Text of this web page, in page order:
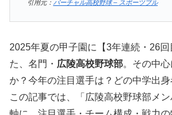
引用元： バーチャル高校野球 – スポーツブル
2025年夏の甲子園に【3年連続・26
た、名門・ 広陵高校野球部。その中
か？今年の注目選手は？どの中学出身
この記事では、「広陵高校野球部メ